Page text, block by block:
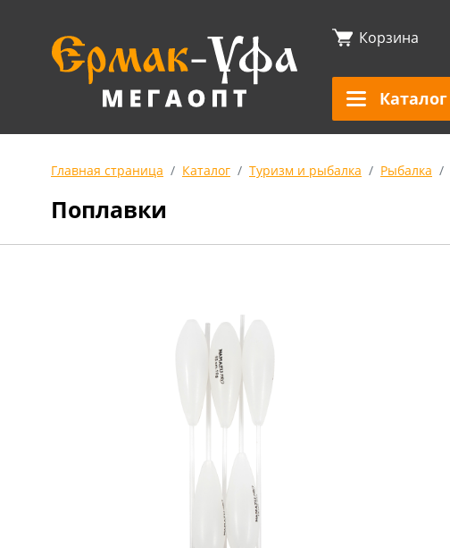
Корзина
Каталог
Главная страница Каталог Туризм и рыбалка Рыбалка
Поплавки